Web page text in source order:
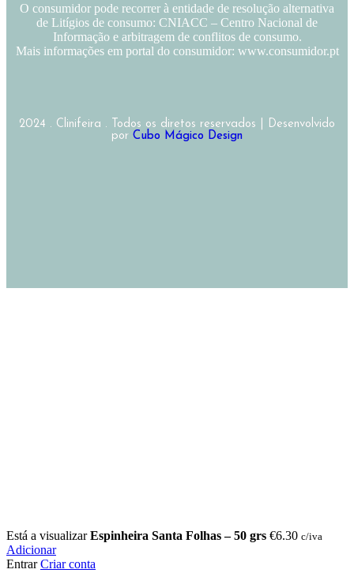
O consumidor pode recorrer à entidade de resolução alternativa
de Litígios de consumo: CNIACC – Centro Nacional de
Informação e arbitragem de conflitos de consumo.
Mais informações em portal do consumidor: www.consumidor.pt
2024 . Clinifeira . Todos os diretos reservados | Desenvolvido
por Cubo Mágico Design
Está a visualizarEspinheira Santa Folhas – 50 grs €6.30 c/iva
Adicionar
Entrar Criar conta